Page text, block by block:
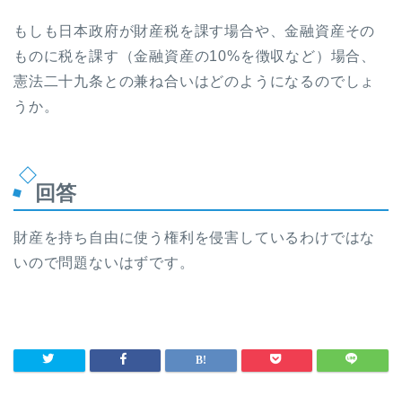
もしも日本政府が財産税を課す場合や、金融資産その
ものに税を課す（金融資産の10%を徴収など）場合、
憲法二十九条との兼ね合いはどのようになるのでしょ
うか。
回答
財産を持ち自由に使う権利を侵害しているわけではな
いので問題ないはずです。